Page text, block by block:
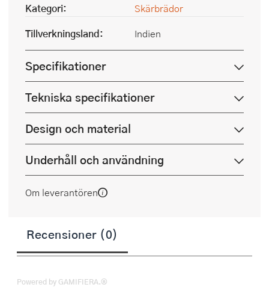
Kategori:
Skärbrädor
Tillverkningsland:
Indien
Specifikationer
Tekniska specifikationer
Design och material
Underhåll och användning
Om leverantören
Recensioner (0)
Powered by GAMIFIERA.®